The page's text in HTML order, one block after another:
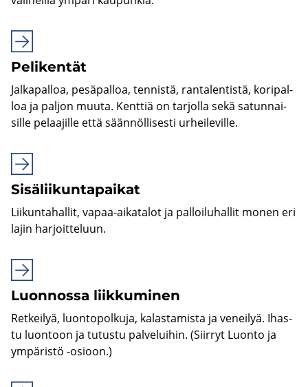
Pe­li­ken­tät
Jal­ka­pal­loa, pe­sä­pal­loa, ten­nis­tä, ran­ta­len­tis­tä, ko­ri­pal­
loa ja pal­jon muuta. Kent­tiä on tar­jol­la sekä sa­tun­nai­
sil­le pe­laa­jil­le että sään­nöl­li­ses­ti ur­hei­le­vil­le.
Si­sä­lii­kun­ta­pai­kat
Lii­kun­ta­hal­lit, vapaa-​aikatalot ja pal­loi­lu­hal­lit monen eri
lajin har­joit­te­luun.
Luon­nos­sa liik­ku­mi­nen
Ret­kei­lyä, luon­to­pol­ku­ja, ka­las­ta­mis­ta ja ve­nei­lyä. Ihas­
tu luon­toon ja tu­tus­tu pal­ve­lui­hin. (Siir­ryt Luon­to ja
ym­pä­ris­tö -​osioon.)